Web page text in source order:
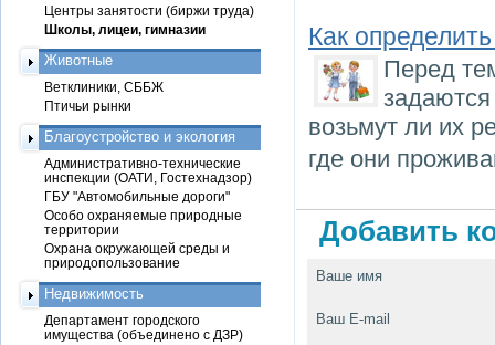
Как
Перед
возьмут ли их
где они
Добавить
Ваше имя
Ваш E-mail
Центры занятости (биржи труда)
Школы, лицеи, гимназии
Животные
Ветклиники, СББЖ
Птичьи рынки
Благоустройство и экология
Административно-технические
инспекции (ОАТИ, Гостехнадзор)
ГБУ "Автомобильные дороги"
Особо охраняемые природные
территории
Охрана окружающей среды и
природопользование
Недвижимость
Департамент городского
имущества (объединено с ДЗР)